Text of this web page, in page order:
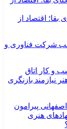
اقتصاد از
شرکت فناوری و
و کار اتاق
نیازمند بازنگری
پیرامون
هنری